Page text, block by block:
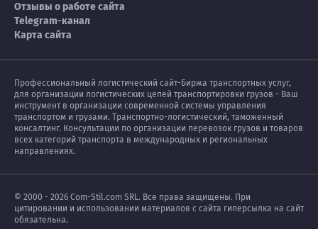
Отзывы о работе сайта
Telegram-канал
Карта сайта
Профессиональный логистический сайт-Биржа транспортных услуг,
для организации логистических цепей транспортировки грузов - Ваш
инструмент в организации современной системы управления
транспортом и грузами. Транспортно-логистический, таможенный
консалтинг. Консультации по организации перевозок грузов и товаров
всех категорий транспорта в международных и региональных
направлениях.
© 2000 - 2026 Com-Stil.com SRL. Все права защищены. При
цитировании и использовании материалов с сайта гиперсылка на сайт
обязательна.